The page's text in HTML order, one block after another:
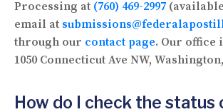
Processing at (760) 469-2997
email at
through our contact page. Our office
1050 Connecticut Ave NW, Washington,
How do I check the status